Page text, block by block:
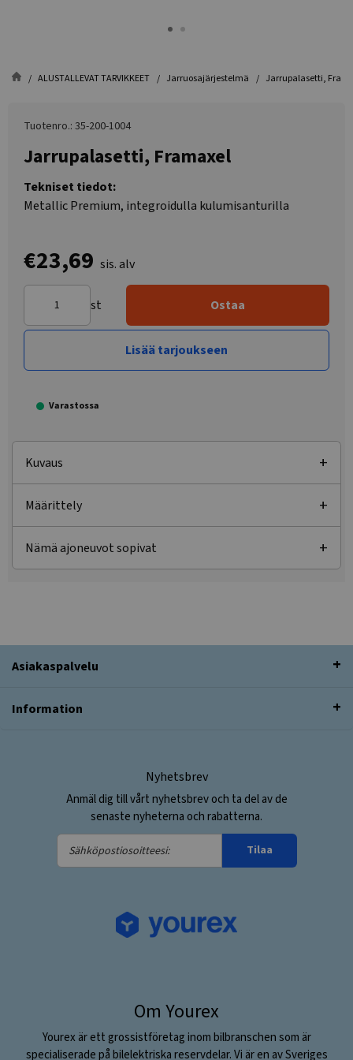
ALUSTALLEVAT TARVIKKEET Jarruosajärjestelmä Jarrupalasetti,
Tuotenro.: 35-200-1004
Jarrupalasetti, Framaxel
Tekniset tiedot:
Metallic Premium, integroidulla kulumisanturilla
€23,69 sis. alv
st Ostaa
Lisää tarjoukseen
Varastossa
Kuvaus
Määrittely
Nämä ajoneuvot sopivat
Asiakaspalvelu
Information
Nyhetsbrev
Anmäl dig till vårt nyhetsbrev och ta del av de
senaste nyheterna och rabatterna.
Sähköpostiosoitteesi:
Tilaa
Om Yourex
Yourex är ett grossistföretag inom bilbranschen som är
specialiserade på bilelektriska reservdelar. Vi är en av Sveriges